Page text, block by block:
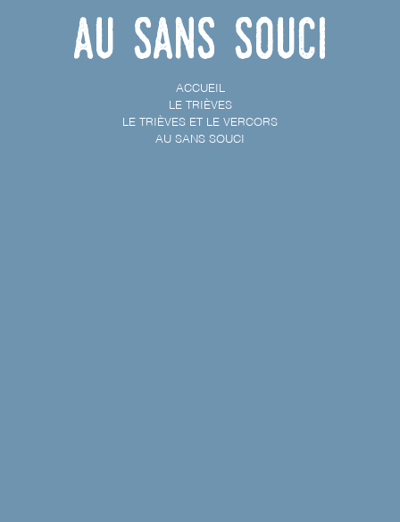
Au Sans Souci
ACCUEIL
LE TRIÈVES
LE TRIÈVES ET LE VERCORS
AU SANS SOUCI